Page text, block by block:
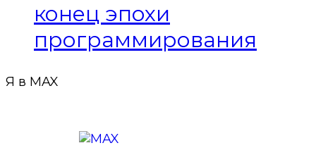
конец эпохи
программирования
Я в MAX